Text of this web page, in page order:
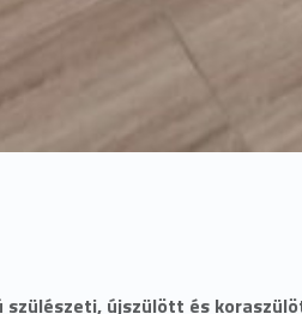
szülészeti, újszülött és